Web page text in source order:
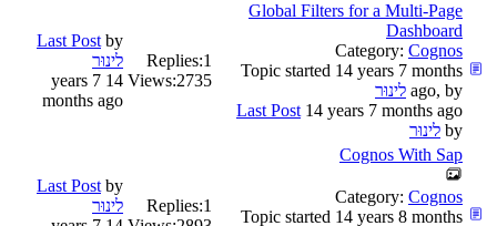
Global Filters for a Multi-Page
Dashboard
Category: Cognos
Topic started 14 years 7 months
ago, by לינוּר
Last Post 14 years 7 months ago
by לינוּר
Replies:1
Views:2735
Last Post by
לינוּר
14 years 7
months ago
Cognos With Sap
Category: Cognos
Topic started 14 years 8 months
Replies:1
Last Post by
לינוּר